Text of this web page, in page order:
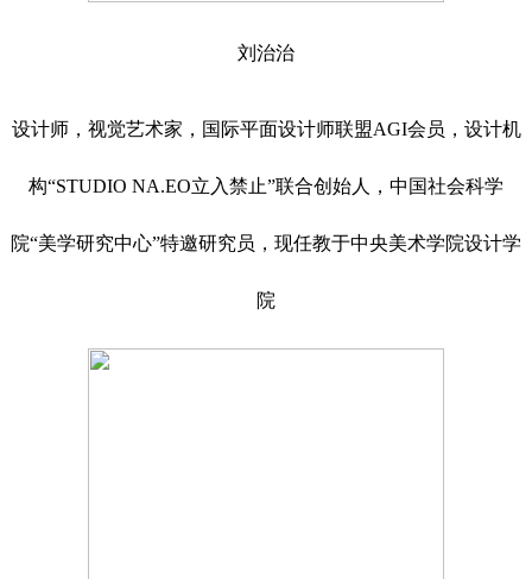
刘治治
设计师，视觉艺术家，国际平面设计师联盟AGI会员，设计机
构“STUDIO NA.EO立入禁止”联合创始人，中国社会科学
院“美学研究中心”特邀研究员，现任教于中央美术学院设计学
院